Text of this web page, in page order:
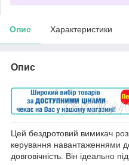
Опис Характеристики
Опис
Цей бездротовий вимикач
керування навантаженнями
довговічність. Він ідеально